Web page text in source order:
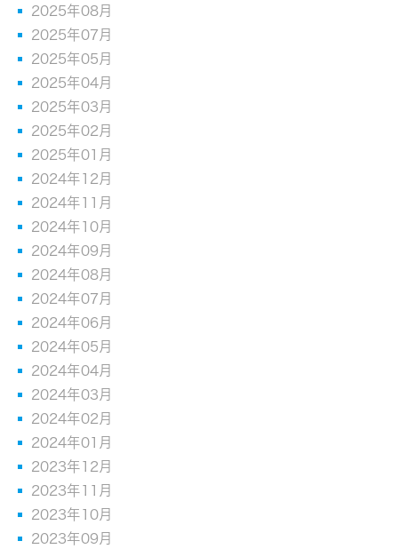
2025年08月
2025年07月
2025年05月
2025年04月
2025年03月
2025年02月
2025年01月
2024年12月
2024年11月
2024年10月
2024年09月
2024年08月
2024年07月
2024年06月
2024年05月
2024年04月
2024年03月
2024年02月
2024年01月
2023年12月
2023年11月
2023年10月
2023年09月